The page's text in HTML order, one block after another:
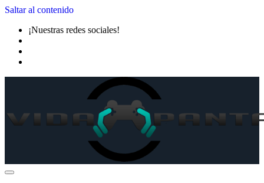
Saltar al contenido
¡Nuestras redes sociales!